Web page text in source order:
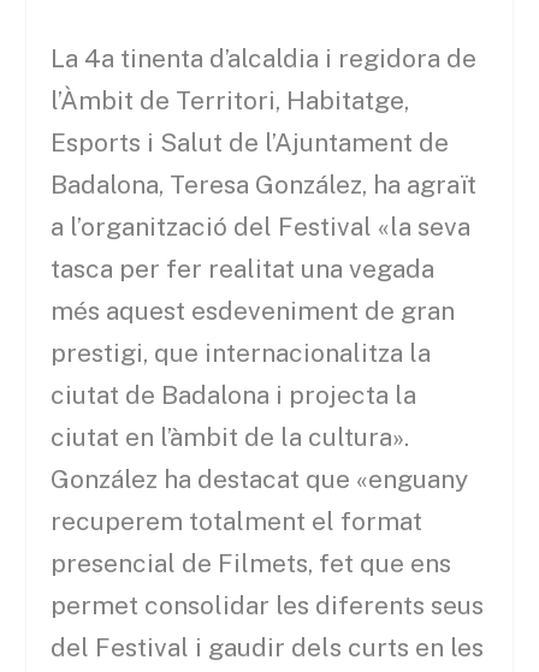
La 4a tinenta d’alcaldia i regidora de
l’Àmbit de Territori, Habitatge,
Esports i Salut de l’Ajuntament de
Badalona, Teresa González, ha agraït
a l’organització del Festival «la seva
tasca per fer realitat una vegada
més aquest esdeveniment de gran
prestigi, que internacionalitza la
ciutat de Badalona i projecta la
ciutat en l’àmbit de la cultura».
González ha destacat que «enguany
recuperem totalment el format
presencial de Filmets, fet que ens
permet consolidar les diferents seus
del Festival i gaudir dels curts en les